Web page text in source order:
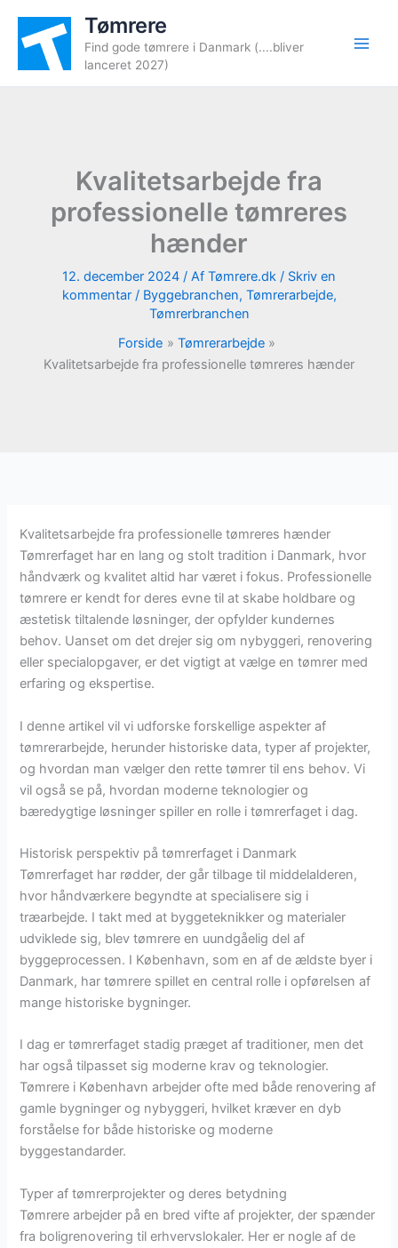
indholdet
Tømrere
Find gode tømrere i Danmark (....bliver
lanceret 2027)
Kvalitetsarbejde fra
professionelle tømreres
hænder
12. december 2024 / Af Tømrere.dk / Skriv en
kommentar / Byggebranchen, Tømrerarbejde,
Tømrerbranchen
Forside
Tømrerarbejde
Kvalitetsarbejde fra professionelle tømreres hænder
Kvalitetsarbejde fra professionelle tømreres hænder
Tømrerfaget har en lang og stolt tradition i Danmark, hvor
håndværk og kvalitet altid har været i fokus. Professionelle
tømrere er kendt for deres evne til at skabe holdbare og
æstetisk tiltalende løsninger, der opfylder kundernes
behov. Uanset om det drejer sig om nybyggeri, renovering
eller specialopgaver, er det vigtigt at vælge en tømrer med
erfaring og ekspertise.
I denne artikel vil vi udforske forskellige aspekter af
tømrerarbejde, herunder historiske data, typer af projekter,
og hvordan man vælger den rette tømrer til ens behov. Vi
vil også se på, hvordan moderne teknologier og
bæredygtige løsninger spiller en rolle i tømrerfaget i dag.
Historisk perspektiv på tømrerfaget i Danmark
Tømrerfaget har rødder, der går tilbage til middelalderen,
hvor håndværkere begyndte at specialisere sig i
træarbejde. I takt med at byggeteknikker og materialer
udviklede sig, blev tømrere en uundgåelig del af
byggeprocessen. I København, som en af de ældste byer i
Danmark, har tømrere spillet en central rolle i opførelsen af
mange historiske bygninger.
I dag er tømrerfaget stadig præget af traditioner, men det
har også tilpasset sig moderne krav og teknologier.
Tømrere i København arbejder ofte med både renovering af
gamle bygninger og nybyggeri, hvilket kræver en dyb
forståelse for både historiske og moderne
byggestandarder.
Typer af tømrerprojekter og deres betydning
Tømrere arbejder på en bred vifte af projekter, der spænder
fra boligrenovering til erhvervslokaler. Her er nogle af de